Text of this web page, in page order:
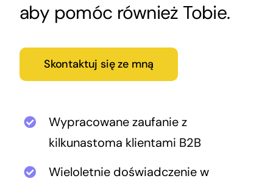
aby pomóc również Tobie.
Skontaktuj się ze mną
Wypracowane zaufanie z
kilkunastoma klientami B2B
Wieloletnie doświadczenie w